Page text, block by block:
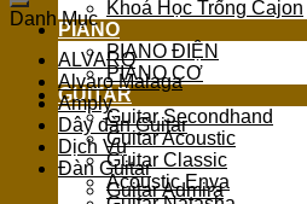
Khoá Học Trống Cajon
PIANO
PIANO ĐIỆN
PIANO CƠ
GUITAR
Guitar Secondhand
Guitar Acoustic
Guitar Classic
Acoustic Enya
Danh Mục
ALVARO
Alvaro Malaga
Amply
Dây đàn Guitar
Dịch Vụ
Đàn Guitar
Guitar Admira